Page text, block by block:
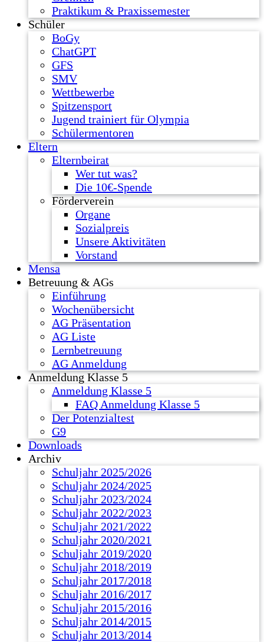
Praktikum & Praxissemester
Schüler
BoGy
ChatGPT
GFS
SMV
Wettbewerbe
Spitzensport
Jugend trainiert für Olympia
Schülermentoren
Eltern
Elternbeirat
Wer tut was?
Die 10€-Spende
Förderverein
Organe
Sozialpreis
Unsere Aktivitäten
Vorstand
Mensa
Betreuung & AGs
Einführung
Wochenübersicht
AG Präsentation
AG Liste
Lernbetreuung
AG Anmeldung
Anmeldung Klasse 5
Anmeldung Klasse 5
FAQ Anmeldung Klasse 5
Der Potenzialtest
G9
Downloads
Archiv
Schuljahr 2025/2026
Schuljahr 2024/2025
Schuljahr 2023/2024
Schuljahr 2022/2023
Schuljahr 2021/2022
Schuljahr 2020/2021
Schuljahr 2019/2020
Schuljahr 2018/2019
Schuljahr 2017/2018
Schuljahr 2016/2017
Schuljahr 2015/2016
Schuljahr 2014/2015
Schuljahr 2013/2014